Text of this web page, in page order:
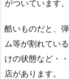
がついています。
酷いものだと、
ム等が割れてい
けの状態など・
店があります。